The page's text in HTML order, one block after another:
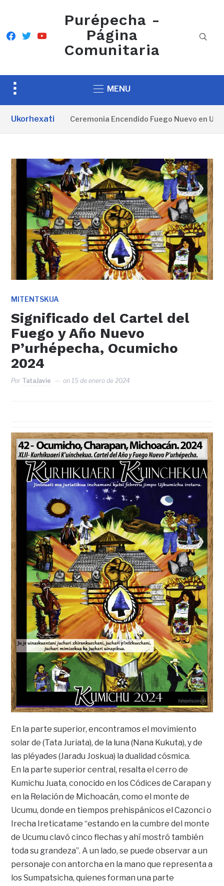
facebook
twitteryoutube
Purépecha -
Página
Comunitaria
Toggle
&
MENU
Ukorhexati Ceremonia Encendido Fuego Nuevo en
MITENTSKUA
Significado del Cartel del
Fuego y Año Nuevo
P’urhépecha, Ocumicho
2024
Por TataJavie on 15 de enero de 2024
En la parte superior, encontramos el movimiento
solar de (Tata Juriata), de la luna (Nana Kukuta), y de
las pléyades (Jaradu Joskua) la dualidad cósmica.
En la parte superior central, resalta el cerro de
Kumichu Juata, conocido en los Códices de Carapan y
en la Relación de Michoacán, como el monte de
Ucumu, donde en tiempos prehispánicos el Cazonci o
Irecha Ireticatame “estando en la cumbre del monte
de Ucumu clavó cinco flechas y ahí mostró también
toda su grandeza”. A un lado, se puede observar a un
personaje con antorcha en la mano que representa a
los Sumpatsicha, quienes forman una parte